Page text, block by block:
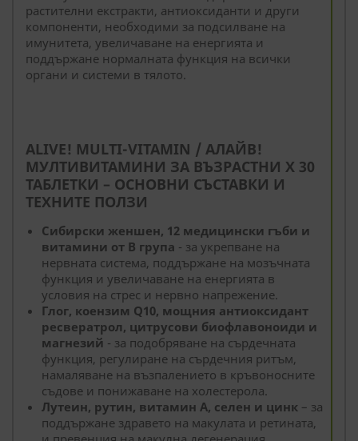
растителни екстракти, антиоксиданти и други
компоненти, необходими за подсилване на
имунитета, увеличаване на енергията и
поддържане нормалната функция на всички
органи и системи в тялото.
ALIVE! MULTI-VITAMIN / АЛАЙВ!
МУЛТИВИТАМИНИ ЗА ВЪЗРАСТНИ Х 30
ТАБЛЕТКИ – ОСНОВНИ СЪСТАВКИ И
ТЕХНИТЕ ПОЛЗИ
Сибирски женшен, 12 медицински гъби и
витамини от В група - за укрепване на
нервната система, поддържане на мозъчната
функция и увеличаване на енергията в
условия на стрес и нервно напрежение.
Глог, коензим Q10, мощния антиоксидант
ресвератрол, цитрусови биофлавоноиди и
магнезий - за подобряване на сърдечната
функция, регулиране на сърдечния ритъм,
намаляване на възпалението в кръвоносните
съдове и понижаване на холестерола.
Лутеин, рутин, витамин А, селен и цинк – за
поддържане здравето на макулата и ретината,